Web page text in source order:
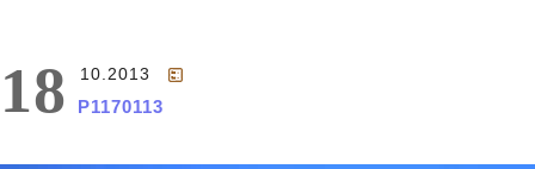
18 10.2013
P1170113